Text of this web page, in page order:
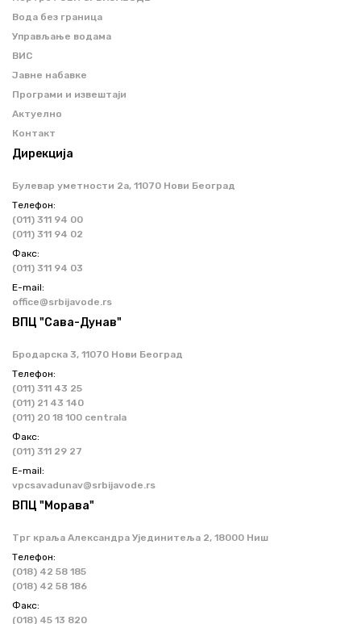
Вода без граница
Управљање водама
ВИС
Јавне набавке
Програми и извештаји
Актуелно
Контакт
Дирекција
Булевар уметности 2a, 11070 Нови Београд
Телефон:
(011) 311 94 00
(011) 311 94 02
Факс:
(011) 311 94 03
Е-mail:
office@srbijavode.rs
ВПЦ "Сава-Дунав"
Бродарска 3, 11070 Нови Београд
Телефон:
(011) 311 43 25
(011) 21 43 140
(011) 20 18 100 centrala
Факс:
(011) 311 29 27
Е-mail:
vpcsavadunav@srbijavode.rs
ВПЦ "Морава"
Трг краља Александра Ујединитеља 2, 18000 Ниш
Телефон:
(018) 42 58 185
(018) 42 58 186
Факс:
(018) 45 13 820